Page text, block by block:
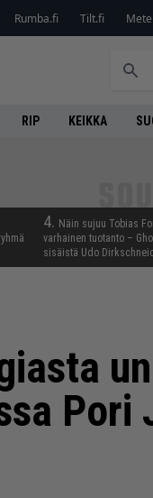
Rumba.fi Tilt.fi
RIP KEIKKA
4. Näin sujuu Tobias
varhainen tuotanto –
sisäistä Udo
Pori